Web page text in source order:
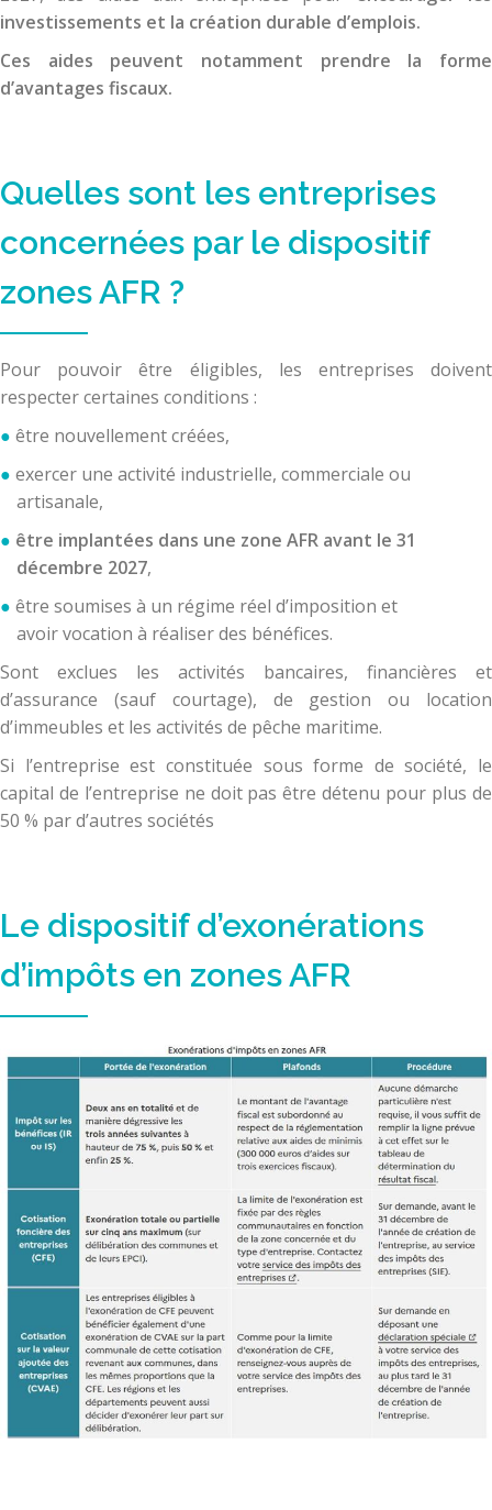
investissements et la création durable d’emplois.
Ces aides peuvent notamment prendre la forme
d’avantages fiscaux.
Quelles sont les entreprises
concernées par le dispositif
zones AFR ?
Pour pouvoir être éligibles, les entreprises doivent
respecter certaines conditions :
être nouvellement créées,
exercer une activité industrielle, commerciale ou
artisanale,
être implantées dans une zone AFR avant le 31
décembre 2027,
être soumises à un régime réel d’imposition et
avoir vocation à réaliser des bénéfices.
Sont exclues les activités bancaires, financières et
d’assurance (sauf courtage), de gestion ou location
d’immeubles et les activités de pêche maritime.
Si l’entreprise est constituée sous forme de société, le
capital de l’entreprise ne doit pas être détenu pour plus de
50 % par d’autres sociétés
Le dispositif d’exonérations
d’impôts en zones AFR